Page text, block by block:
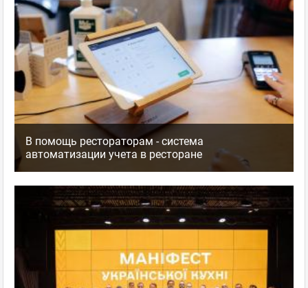
В помощь рестораторам - система
автоматизации учета в ресторане